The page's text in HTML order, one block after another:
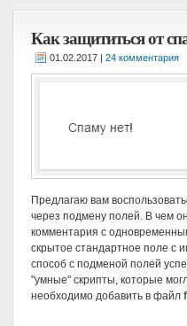
Как защититься от
| 24 комментария
Предлагаю вам
через подмену полей. В чем
комментария с
скрытое стандартное поле с
способ с подменой полей
"умные" скрипты, которые
необходимо добавить в файл